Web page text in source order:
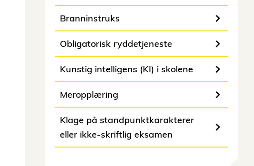
Branninstruks
Obligatorisk ryddetjeneste
Kunstig intelligens (KI) i skolene
Meropplæring
Klage på standpunktkarakterer
eller ikke-skriftlig eksamen